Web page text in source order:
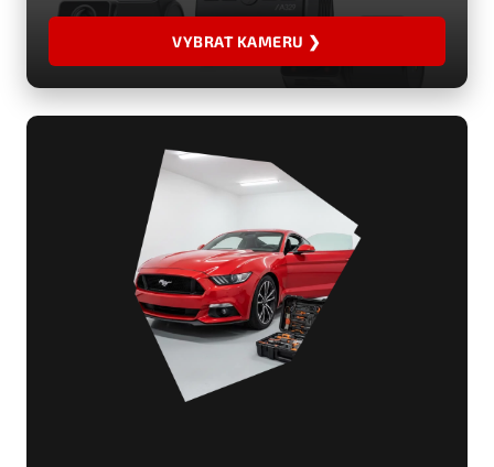
VYBRAT KAMERU ❯